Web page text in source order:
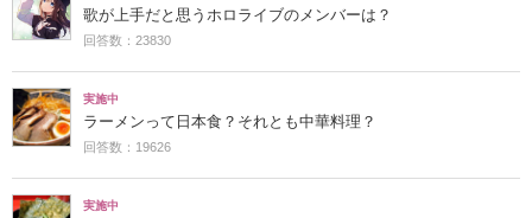
歌が上手だと思うホロライブのメンバーは？
回答数：23830
実施中
ラーメンって日本食？それとも中華料理？
回答数：19626
実施中